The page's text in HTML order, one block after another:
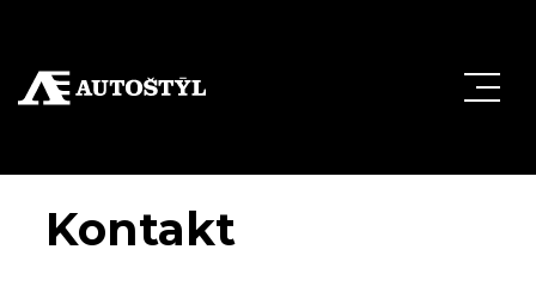
Kontakt